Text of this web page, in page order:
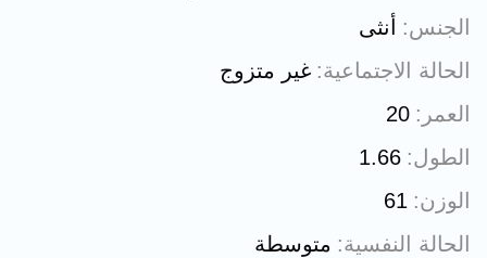
الجنس
أنثى
الحالة الاجتماعية غير متزوج
العمر
20
الطول 1.66
الوزن 61
الحالة النفسية
متوسطة